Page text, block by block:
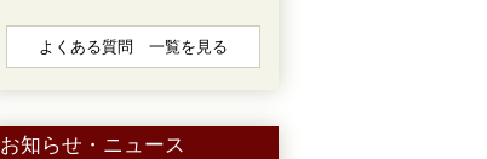
よくある質問 一覧を見る
お知らせ・ニュース